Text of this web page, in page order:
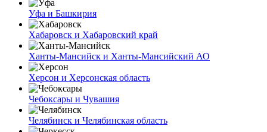
Уфа и Башкирия
Хабаровск и Хабаровский край
Ханты-Мансийск и Ханты-Мансийский АО
Херсон и Херсонская область
Чебоксары и Чувашия
Челябинск и Челябинская область